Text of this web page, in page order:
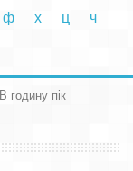
ф х ц ч
В годину пік